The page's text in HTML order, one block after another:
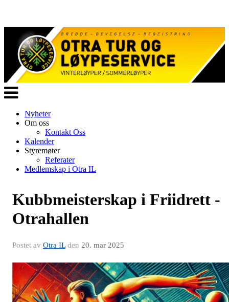
Veksle
navigasjon
Nyheter
Om oss
Kontakt Oss
Kalender
Styremøter
Referater
Medlemskap i Otra IL
Kubbmeisterskap i Friidrett -
Otrahallen
Postet av Otra ILden 20. mar 2025